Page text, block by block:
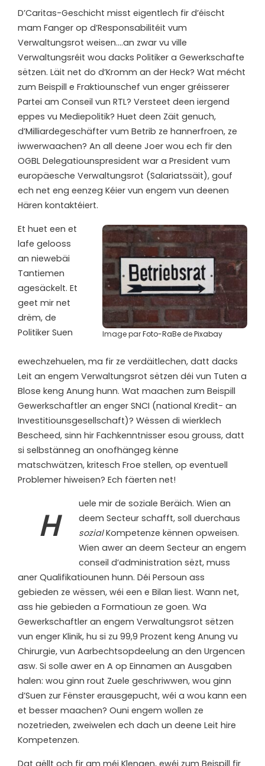
D’Caritas-Geschicht misst eigentlech fir d’éischt
mam Fanger op d’Responsabilitéit vum
Verwaltungsrot weisen….an zwar vu ville
Verwaltungsréit wou dacks Politiker a Gewerkschafte
sëtzen. Läit net do d’Kromm an der Heck? Wat mécht
zum Beispill e Fraktiounschef vun enger gréisserer
Partei am Conseil vun RTL? Versteet deen iergend
eppes vu Mediepolitik? Huet deen Zäit genuch,
d’Milliardegeschäfter vum Betrib ze hannerfroen, ze
iwwerwaachen? An all deene Joer wou ech fir den
OGBL Delegatiounspresident war a President vum
europäesche Verwaltungsrot (Salariatssäit), gouf
ech net eng eenzeg Kéier vun engem vun deenen
Hären kontaktéiert.
Image parFoto-RaBe dePixabay
Et huet een et
lafe gelooss
an niewebäi
Tantiemen
agesäckelt. Et
geet mir net
drëm, de
Politiker Suen
ewechzehuelen, ma fir ze verdäitlechen, datt dacks
Leit an engem Verwaltungsrot sëtzen déi vun Tuten a
Blose keng Anung hunn. Wat maachen zum Beispill
Gewerkschaftler an enger SNCI (national Kredit- an
Investitiounsgesellschaft)? Wëssen di wierklech
Bescheed, sinn hir Fachkenntnisser esou grouss, datt
si selbstänneg an onofhängeg kënne
matschwätzen, kritesch Froe stellen, op eventuell
Problemer hiweisen? Ech fäerten net!
H
uele mir de soziale Beräich. Wien an
deem Secteur schafft, soll duerchaus
sozialKompetenze kënnen opweisen.
Wien awer an deem Secteur an engem
conseil d’administration sëzt, muss
aner Qualifikatiounen hunn. Déi Persoun ass
gebieden ze wëssen, wéi een e Bilan liest. Wann net,
ass hie gebieden a Formatioun ze goen. Wa
Gewerkschaftler an engem Verwaltungsrot sëtzen
vun enger Klinik, hu si zu 99,9 Prozent keng Anung vu
Chirurgie, vun Aarbechtsopdeelung an den Urgencen
asw. Si solle awer en A op Einnamen an Ausgaben
halen: wou ginn rout Zuele geschriwwen, wou ginn
d’Suen zur Fënster erausgepucht, wéi a wou kann een
et besser maachen? Ouni engem wollen ze
nozetrieden, zweiwelen ech dach un deene Leit hire
Kompetenzen.